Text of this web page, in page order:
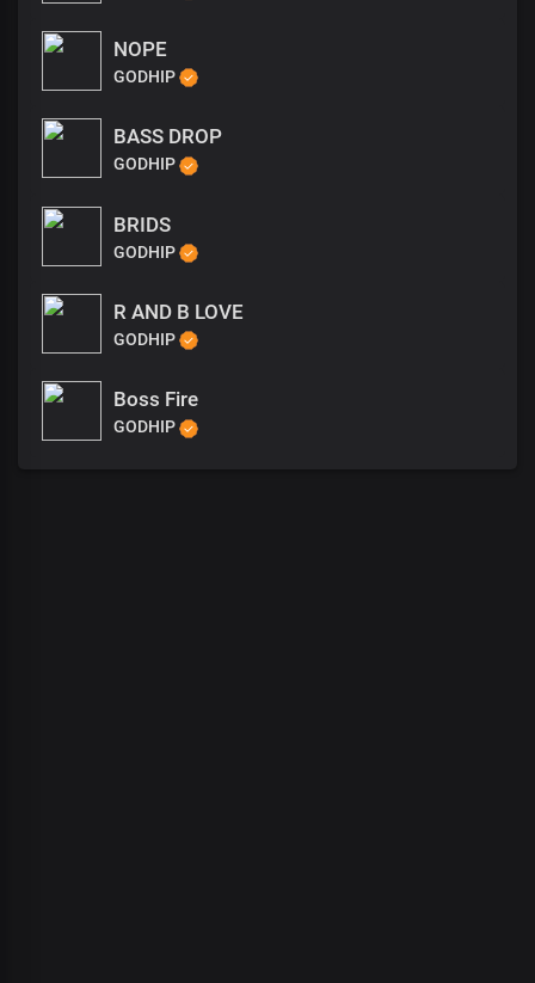
NOPE
GODHIP
BASS DROP
GODHIP
BRIDS
GODHIP
R AND B LOVE
GODHIP
Boss Fire
GODHIP